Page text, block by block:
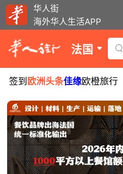
华人街
海外华人生活APP
法国
签到 欧洲头条佳缘欧橙旅行